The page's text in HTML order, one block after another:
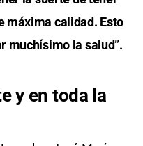
máxima calidad. Esto
muchísimo la salud”.
y en toda la